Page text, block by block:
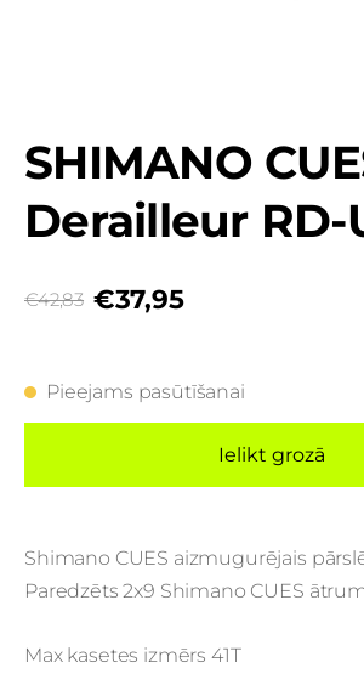
SHIMANO
Derailleur RD-
€42,83 €37,95
Pieejams pasūtīšanai
Ielikt grozā
Shimano CUES aizmugurējais
Paredzēts 2x9 Shimano CUES
Max kasetes izmērs 41T